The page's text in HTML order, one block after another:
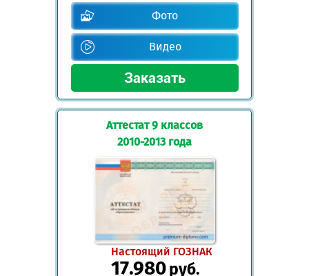
Фото
Видео
Аттестат 9 классов
2010-2013 года
Настоящий ГОЗНАК
17.980руб.